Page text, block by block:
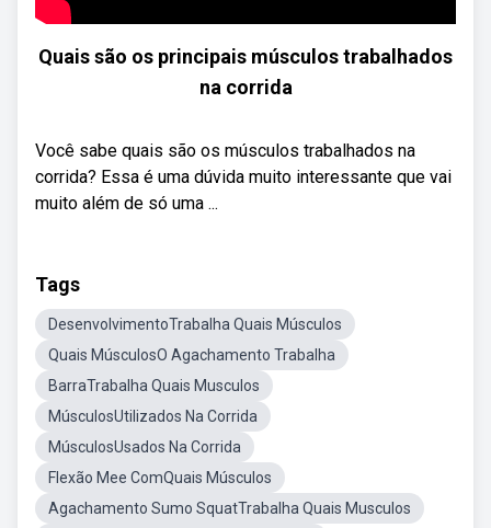
Quais são os principais músculos trabalhados
na corrida
Você sabe quais são os músculos trabalhados na
corrida? Essa é uma dúvida muito interessante que vai
muito além de só uma ...
Tags
DesenvolvimentoTrabalha Quais Músculos
Quais MúsculosO Agachamento Trabalha
BarraTrabalha Quais Musculos
MúsculosUtilizados Na Corrida
MúsculosUsados Na Corrida
Flexão Mee ComQuais Músculos
Agachamento Sumo SquatTrabalha Quais Musculos